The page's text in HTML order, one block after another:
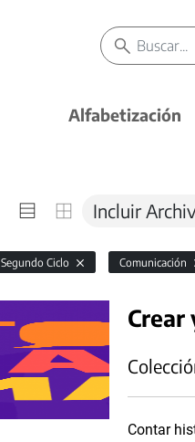
Alfabetización
Incluir
Segundo Ciclo Comunicación
Contar